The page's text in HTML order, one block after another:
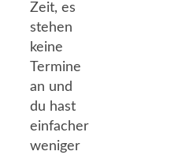
Zeit, es
stehen
keine
Termine
an und
du hast
einfacher
weniger